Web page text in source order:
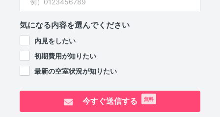
気になる内容を選んでください
内見をしたい
初期費用が知りたい
最新の空室状況が知りたい
今すぐ送信する 無料